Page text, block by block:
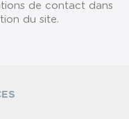
de contact dans
du site.